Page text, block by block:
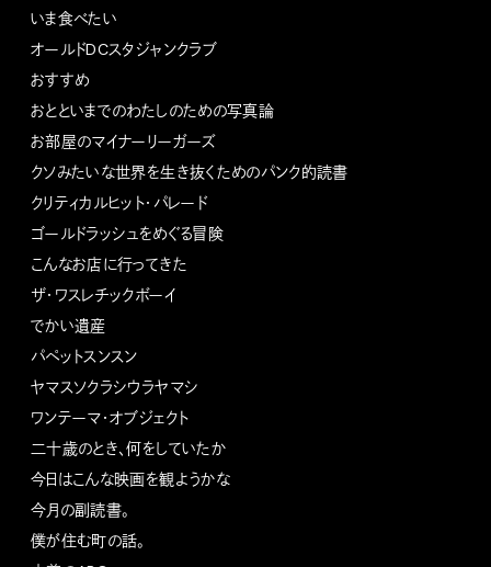
いま食べたい
オールドDCスタジャンクラブ
おすすめ
おとといまでのわたしのための写真論
お部屋のマイナーリーガーズ
クソみたいな世界を生き抜くためのパンク的読書
クリティカルヒット・パレード
ゴールドラッシュをめぐる冒険
こんなお店に行ってきた
ザ・ワスレチックボーイ
でかい遺産
パペットスンスン
ヤマスソクラシウラヤマシ
ワンテーマ・オブジェクト
二十歳のとき、何をしていたか
今日はこんな映画を観ようかな
今月の副読書。
僕が住む町の話。